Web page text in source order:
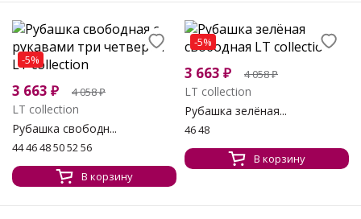
-5%
3 663 ₽ 4 058₽
LT collection
Рубашка свободн...
44 46 48 50 52 56
В корзину
-5%
3 663 ₽ 4 058₽
LT collection
Рубашка зелёная...
46 48
В корзину